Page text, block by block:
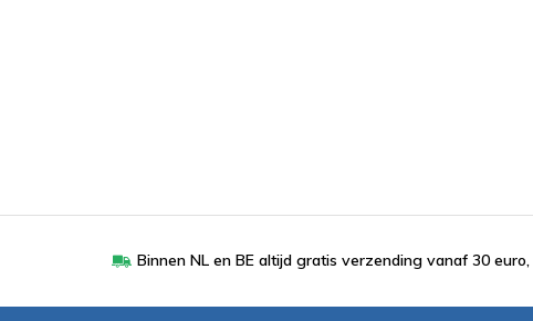
Binnen NL en BE altijd gratis verzending vanaf 30